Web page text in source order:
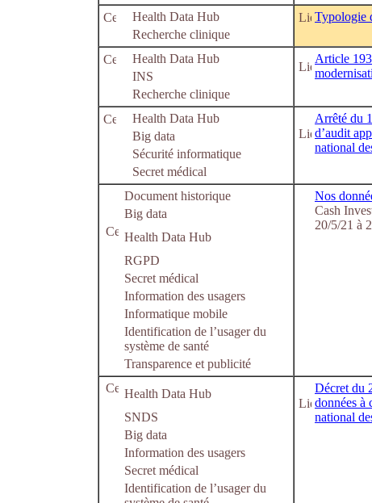
Health Data Hub
Recherche clinique
Typologie
Health Data Hub
INS
Recherche clinique
Article
Health Data Hub
Big data
Sécurité informatique
Secret médical
Arrêté du
d’audit
national
Document historique
Big data
Health Data Hub
RGPD
Secret médical
Information des usagers
Informatique mobile
Identification de l’usager du
système de santé
Transparence et publicité
Nos
Cash
20/5/21 à
Health Data Hub
SNDS
Big data
Information des usagers
Secret médical
Identification de l’usager du
Décret du
données à
national